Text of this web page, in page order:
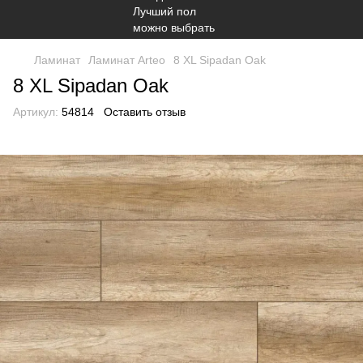
Ламинат Ламинат Arteo 8 XL Sipadan Oak
8 XL Sipadan Oak
Артикул: 54814 Оставить отзыв